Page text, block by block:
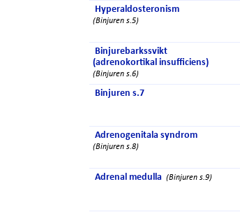
Hyperaldosteronism
(Binjuren s.5)
Binjurebarkssvikt
(adrenokortikal insufficiens)
(Binjuren s.6)
Binjuren s.7
Adrenogenitala syndrom
(Binjuren s.8)
Adrenal medulla (Binjuren s.9)